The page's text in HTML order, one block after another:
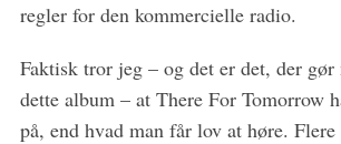
regler for den kommercielle radio.
Faktisk tror jeg – og det er det, der
dette album – at There For Tomorrow
på, end hvad man får lov at høre. Flere